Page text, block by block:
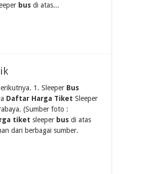
busdi atas...
1. Sleeper Bus
Daftar Harga Tiket Sleeper
(Sumber foto :
tiket sleeper busdi atas
dari berbagai sumber.